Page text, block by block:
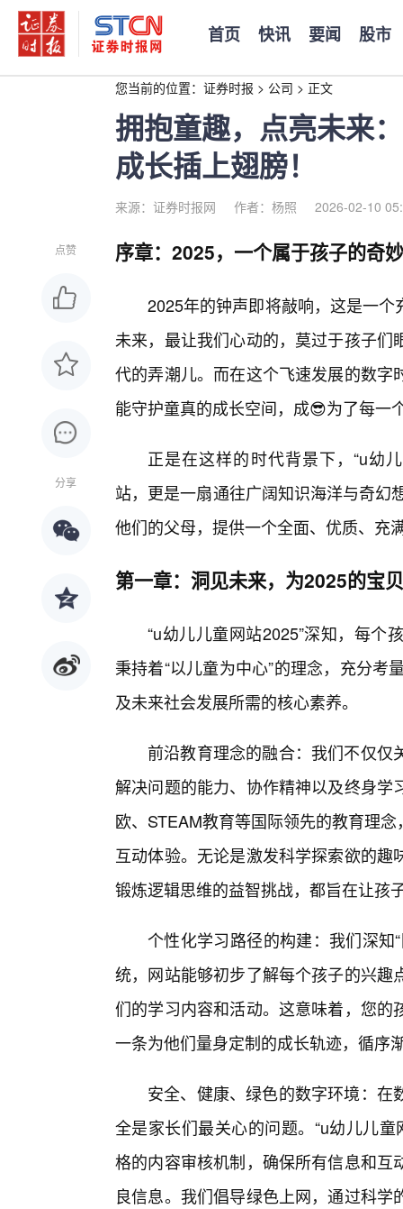
首页 快讯 要闻 股市
您当前的位置： 证券时报 > 公司 > 正文
拥抱童趣，点亮未来
成长插上翅膀！
来源：证券时报网 作者：杨照 2026-02-10
点赞
分享
序章：2025，一个属于孩子的奇
2025年的钟声即将敲响，这是一
未来，最让我们心动的，莫过于孩子
代的弄潮儿。而在这个飞速发展的数
能守护童真的成长空间，成😎为了每一
正是在这样的时代背景下，“u幼
站，更是一扇通往广阔知识海洋与奇幻
他们的父母，提供一个全面、优质、充
第一章：洞见未来，为2025的宝
“u幼儿儿童网站2025”深知，每个
秉持着“以儿童为中心”的理念，充分
及未来社会发展所需的核心素养。
前沿教育理念的融合：我们不仅
解决问题的能力、协作精神以及终身
欧、STEAM教育等国际领先的教育理
互动体验。无论是激发科学探索欲的
锻炼逻辑思维的益智挑战，都旨在让孩
个性化学习路径的构建：我们深知
统，网站能够初步了解每个孩子的兴
们的学习内容和活动。这意味着，您
一条为他们量身定制的成长轨迹，循序
安全、健康、绿色的数字环境：
全是家长们最关心的问题。“u幼儿儿
格的内容审核机制，确保所有信息和
良信息。我们倡导绿色上网，通过科